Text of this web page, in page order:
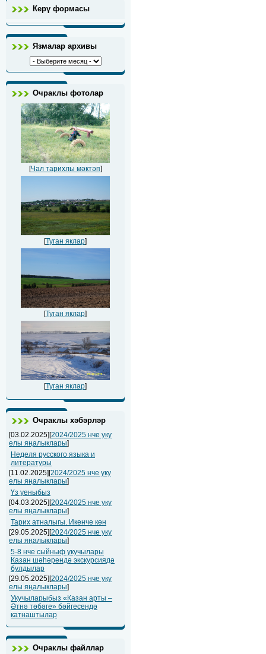
Керү формасы
Язмалар архивы
Очраклы фотолар
[Чал тарихлы мәктәп]
[Туган яклар]
[Туган яклар]
[Туган яклар]
Очраклы хәбәрләр
[03.02.2025][2024/2025 нче уку
елы яңалыклары]
Неделя русского языка и
литературы
[11.02.2025][2024/2025 нче уку
елы яңалыклары]
Үз уеныбыз
[04.03.2025][2024/2025 нче уку
елы яңалыклары]
Тарих атналыгы. Икенче көн
[29.05.2025][2024/2025 нче уку
елы яңалыклары]
5-8 нче сыйныф укучылары
Казан шәһәрендә экскурсиядә
булдылар
[29.05.2025][2024/2025 нче уку
елы яңалыклары]
Укучыларыбыз «Казан арты –
Әтнә төбәге» бәйгесендә
катнаштылар
Очраклы файллар